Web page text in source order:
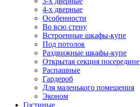
4-х дверные
Особенности
Во всю стену
Встроенные шкафы-купе
Под потолок
Раздвижные шкафы-купе
Открытая секция посередине
Распашные
Гардероб
Для маленького помещения
Эконом
Гостиные